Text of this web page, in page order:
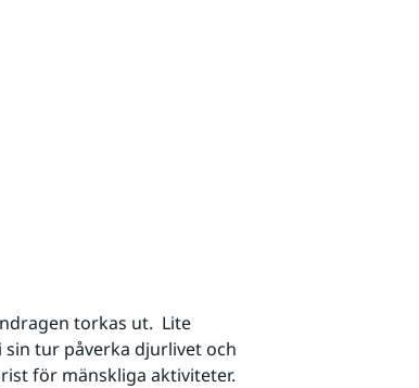
torkas ut.  Lite
tur påverka djurlivet och
för mänskliga aktiviteter.